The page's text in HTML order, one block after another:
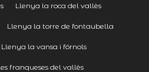
Llenya la roca del vallès
Llenya la torre de fontaubella
Llenya la vansa i fórnols
franqueses del vallès